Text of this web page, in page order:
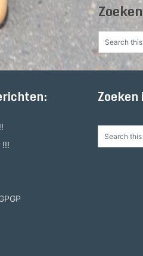
Zoeken
!!!